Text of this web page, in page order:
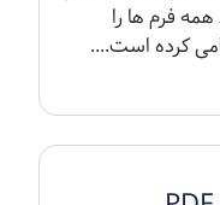
فرم ها را